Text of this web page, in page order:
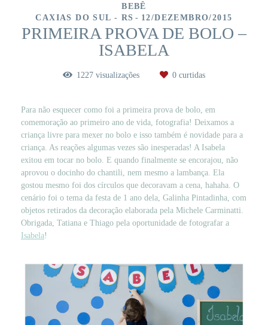
BEBÊ
CAXIAS DO SUL - RS
12/DEZEMBRO/2015
PRIMEIRA PROVA DE BOLO –
ISABELA
1227 visualizações 0 curtidas
Para não esquecer como foi a primeira prova de bolo, em
comemoração ao primeiro ano de vida, fotografia! Deixamos a
criança livre para mexer no bolo e isso também é novidade para a
criança. As reações algumas vezes são inesperadas! A Isabela
exitou em tocar no bolo. E quando finalmente se encorajou, não
aprovou o docinho do chantili, nem mesmo a lambança. Ela
gostou mesmo foi dos círculos que decoravam a cena, hahaha. O
cenário foi o tema da festa de 1 ano dela, Galinha Pintadinha, com
objetos retirados da decoração elaborada pela Michele Carminatti.
Obrigada, Tatiana e Thiago pela oportunidade de fotografar a
Isabela!